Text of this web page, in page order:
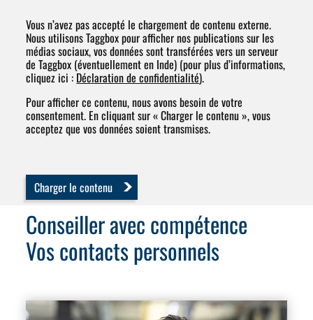
Vous n’avez pas accepté le chargement de contenu externe.
Nous utilisons Taggbox pour afficher nos publications sur les
médias sociaux, vos données sont transférées vers un serveur
de Taggbox (éventuellement en Inde) (pour plus d’informations,
cliquez ici : Déclaration de confidentialité).
Pour afficher ce contenu, nous avons besoin de votre
consentement. En cliquant sur « Charger le contenu », vous
acceptez que vos données soient transmises.
Charger le contenu
Conseiller avec compétence
Vos contacts personnels